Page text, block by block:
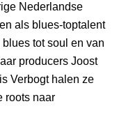
Nederlandse
als blues-toptalent
tot soul en van
producers Joost
Verbogt halen ze
roots naar